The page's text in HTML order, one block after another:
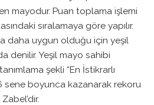
mayodur. Puan toplama işlemi
sıralamaya göre yapılır.
daha uygun olduğu için yeşil
denilir. Yeşil mayo sahibi
şekli “En İstikrarlı
sene boyunca kazanarak rekoru